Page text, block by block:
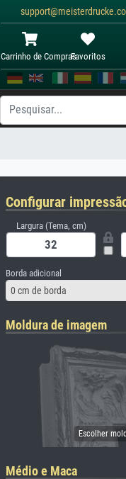
Carrinho de ComprasFavoritos
Configurar
Largura (Tema, cm)
Borda adicional
0 cm de borda
Moldura de imagem
Médio e Maca